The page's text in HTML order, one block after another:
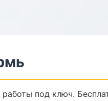
под ключ.